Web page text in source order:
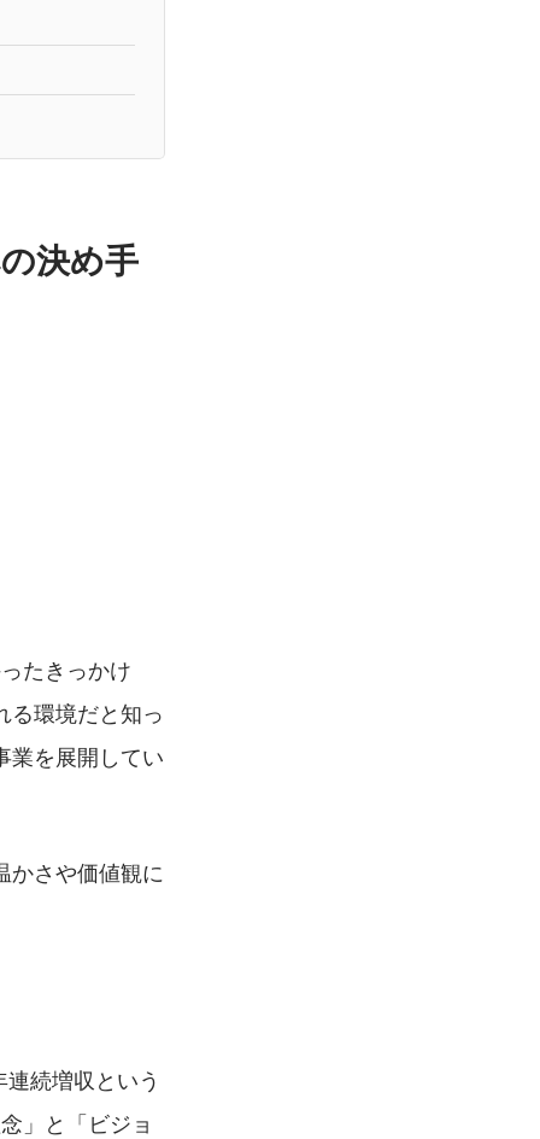
決め手
たきっかけ
る環境だと知っ
業を展開してい
かさや価値観に
続増収という
」と「ビジョ